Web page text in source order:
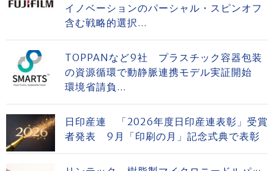
イノベーションのパーシャル・スピンオフ
含む戦略的選択...
TOPPANなど9社 プラスチック容器包装
の資源循環で動静脈連携モデル実証開始
環境省請負...
日印産連 「2026年度日印産連表彰」受賞
者発表 9月「印刷の月」記念式典で表彰